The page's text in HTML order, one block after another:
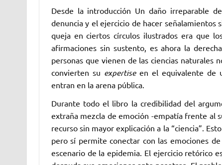
Desde la introducción Un daño irreparable
denuncia y el ejercicio de hacer señalamientos
queja en ciertos círculos ilustrados era que
afirmaciones sin sustento, es ahora la
personas que vienen de las ciencias naturales
convierten su expertiseen el equivalente de
entran en la arena pública.
Durante todo el libro la credibilidad del
extraña mezcla de emoción -empatía frente al
recurso sin mayor explicación a la “ciencia”.
pero sí permite conectar con las emociones
escenario de la epidemia. El ejercicio retórico